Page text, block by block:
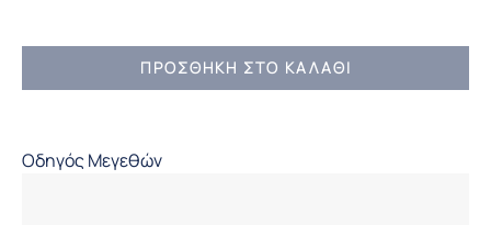
T-
ποσότητα
ΠΡΟΣΘΉΚΗ ΣΤΟ ΚΑΛΆΘΙ
Οδηγός Μεγεθών